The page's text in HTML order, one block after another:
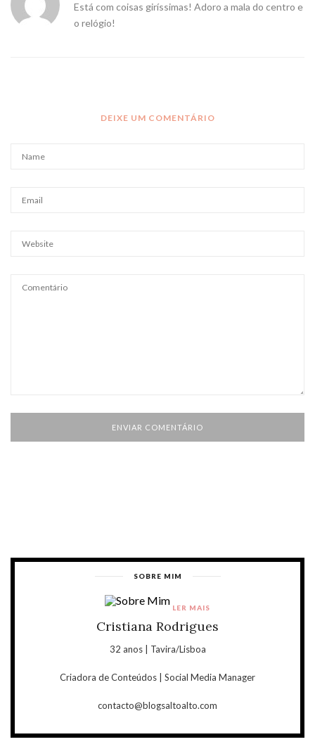
Está com coisas giríssimas! Adoro a mala do centro e
o relógio!
DEIXE UM COMENTÁRIO
SOBRE MIM
Cristiana Rodrigues
32 anos | Tavira/Lisboa
Criadora de Conteúdos | Social Media Manager
contacto@blogsaltoalto.com
LER MAIS